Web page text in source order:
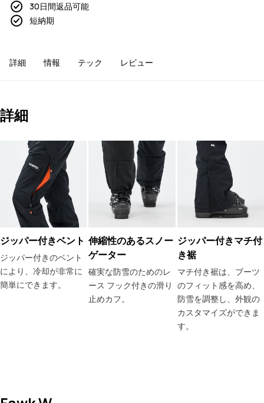
30日間返品可能
短納期
詳細 情報 テック レビュー
詳細
ジッパー付きベント
ジッパー付きのベント
により、冷却が非常に
簡単にできます。
伸縮性のあるスノー
ゲーター
確実な防雪のためのレ
ース フック付きの滑り
止めカフ。
ジッパー付きマチ付
き裾
マチ付き裾は、ブーツ
のフィット感を高め、
防雪を調整し、外観の
カスタマイズができま
す。